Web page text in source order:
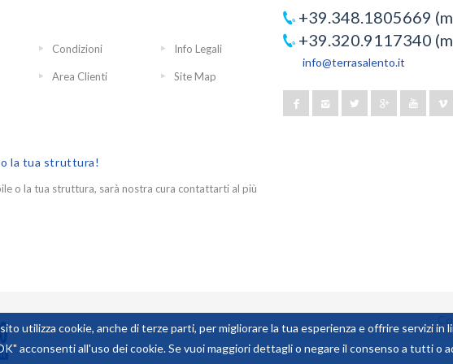
Condizioni Info Legali
Area Clienti Site Map
la tua struttura!
o la tua struttura, sarà nostra cura contattarti al più
+39.348.1805669
+39.320.9117340
info@terrasalento.it
utilizza cookie, anche di terze parti, per migliorare la tua esperienza e offrire servizi in
acconsenti all'uso dei cookie. Se vuoi maggiori dettagli o negare il consenso a tutti o
0,0680542